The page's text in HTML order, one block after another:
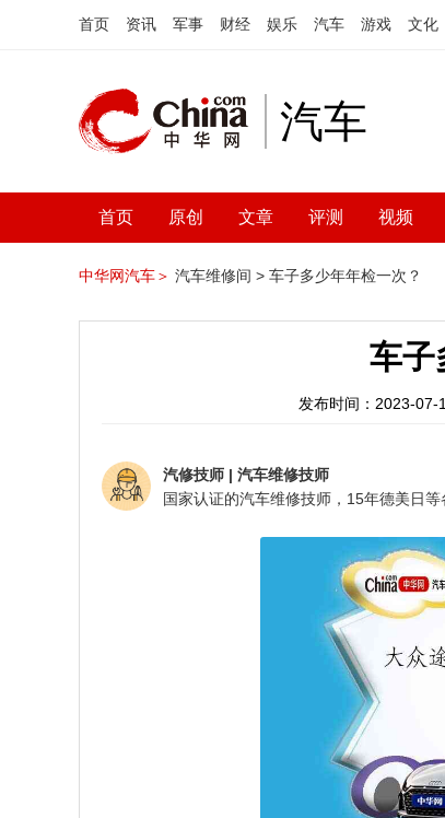
首页 资讯 军事 财经 娱乐 汽车 游戏 文化
汽车
首页 原创 文章 评测 视频
中华网汽车＞ 汽车维修间 > 车子多少年年检一次？
车子
发布时间：2023-07-
汽修技师 | 汽车维修技师